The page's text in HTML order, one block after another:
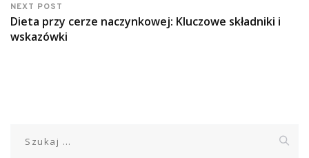
NEXT POST
Dieta przy cerze naczynkowej: Kluczowe składniki i
wskazówki